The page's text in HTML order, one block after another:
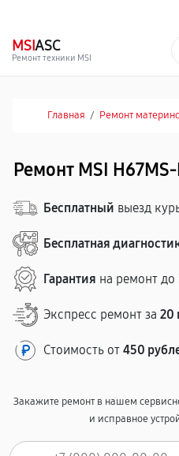
MSIASC
Ремонт техники MSI
Главная / Ремонт
Ремонт MSI
Бесплатный выезд
Бесплатная
Гарантия на ремонт до
Экспресс ремонт за 20
Стоимость от 450
Закажите ремонт в нашем
и исправное